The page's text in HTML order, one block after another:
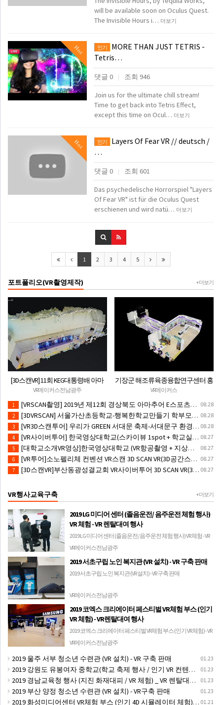
will be available soon on Oculus Quest.
The Invisible Hours i… 더보기
Hot 인기
MORE THAN JUST TETRIS -
Tetris…
댓글 0 | 조회 946
Join us for the ultimate chill stream!
Time to get back into Tetris Effect,
except this time on Ocul… 더보기
Hot 인기
Layers Of Fear VR // deutsch /
…
댓글 0 | 조회 601
Das psychedelische Horrorspiel "Layers
Of Fear VR" ist für die Oculus Quest
erschienen und wird natü… 더보기
1 2 3 4 5
포트폴리오(VR촬영제작) + 더보기
[3D스캔VR] 11회 KEG대통령배 아마
추어 e-스포츠대회 VR체험부스
VR메이커스전남광주
기장군 해조류육종융합연구센터 홍
보관(3D스캔VR촬영)-VR체험존구축
VR메이커스
08.28
1 [VRSCAN촬영] 2019년 제12회 경상북도 아마추어 E스포츠대회(VR시뮬레이터/VR행사체험존)
08.28
2 [3DVRSCAN] 서울가산초등학교-행복한학교만들기 학부모 연수(VR구축/VR체험존/VR체험부스)
08.28
3 [VR3D스캔투어] 우리가 GREEN 서대문 축제-서대문구 환경의날(VR체험존운영)
08.27
4 [VR사이버투어] 한국영상대학교(스카이뷰 1spot + 학교실내시설10spot)
08.27
5 [대학교소개VR영상]한국영상대학교 (VR항공촬영 + 지상촬영 + 실내촬영)
08.27
6 [VR투어]소노펠리체 컨벤션 VR스캔 3D SCAN VR(3D공간스캐닝)#3DSCAN촬영 #3D스캔제작
08.27
7 [3D스캔VR]부산동광성결교회 VR사이버투어 3D SCAN VR(3D공간스캐닝)
VR행사교육구축 + 더보기
2019 LG 미디어 센터 (졸음운전/ 음주운전 체험 행사)
VR 체험 - VR 렌탈대여 행사
2019 LG 미디어 센터 (졸음운전/ 음주운전 체험 행사) VR 체험 - VR
렌탈대여 행사
VR메이커스전남광주
2019 서초구립 노인 복지관 (VR 설치) - VR 구축 판매
2019 서초구립 노인 복지관 (VR 설치) - VR 구축 판매
VR메이커스전남광주
2019 코엑스 크리에이터 페스티벌 VR체험 부스 (인기
VR 체험) - VR렌탈대여 행사
2019 코엑스 크리에이터 페스티벌 VR체험 부스 (인기 VR 체험) - VR
렌탈대여 행사
VR메이커스전남광주
01.23
2019 울주 서부 청소년 수련관 (VR 설치) - VR 구축 판매
01.23
2019 강원도 유봉여자 중학교(학교 축제 행사 / 인기 VR 컨텐츠 ) - VR렌탈대여 행사
01.23
2019 경남교육청 행사 (지진 화재대피 / VR 체험) _ VR 렌탈대여행사
01.23
2019 부산 양정 청소년 수련관 (VR 설치) - VR구축 판매
01.21
2019 화성미디어센터 VR체험 부스 (인기 4D 시뮬레이터 체험)- VR렌탈